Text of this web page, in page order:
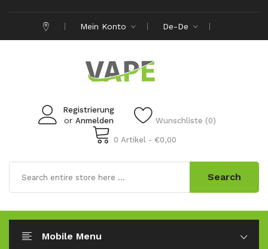
Mein Konto De-De
Registrierung
or Anmelden Wunschliste (0)
0 Artikel - €0,00
Search
Mobile Menu